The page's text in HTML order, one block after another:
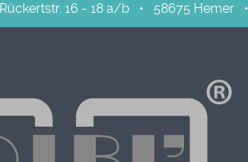
Rückertstr. 16 - 18 a/b • 58675 Hemer